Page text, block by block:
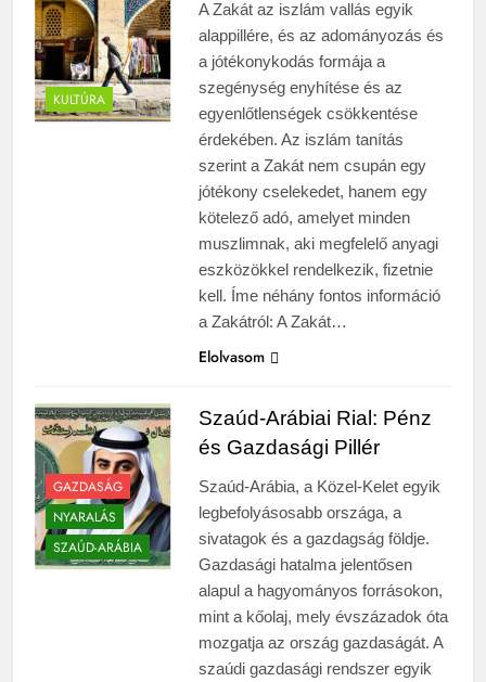
KULTÚRA
A Zakát az iszlám vallás egyik
alappillére, és az adományozás és
a jótékonykodás formája a
szegénység enyhítése és az
egyenlőtlenségek csökkentése
érdekében. Az iszlám tanítás
szerint a Zakát nem csupán egy
jótékony cselekedet, hanem egy
kötelező adó, amelyet minden
muszlimnak, aki megfelelő anyagi
eszközökkel rendelkezik, fizetnie
kell. Íme néhány fontos információ
a Zakátról: A Zakát…
Elolvasom
GAZDASÁG
NYARALÁS
SZAÚD-ARÁBIA
Szaúd-Arábiai Rial: Pénz
és Gazdasági Pillér
Szaúd-Arábia, a Közel-Kelet egyik
legbefolyásosabb országa, a
sivatagok és a gazdagság földje.
Gazdasági hatalma jelentősen
alapul a hagyományos forrásokon,
mint a kőolaj, mely évszázadok óta
mozgatja az ország gazdaságát. A
szaúdi gazdasági rendszer egyik